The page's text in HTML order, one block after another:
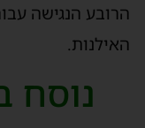
הרובע הנגישה
האילנות.
נוסח